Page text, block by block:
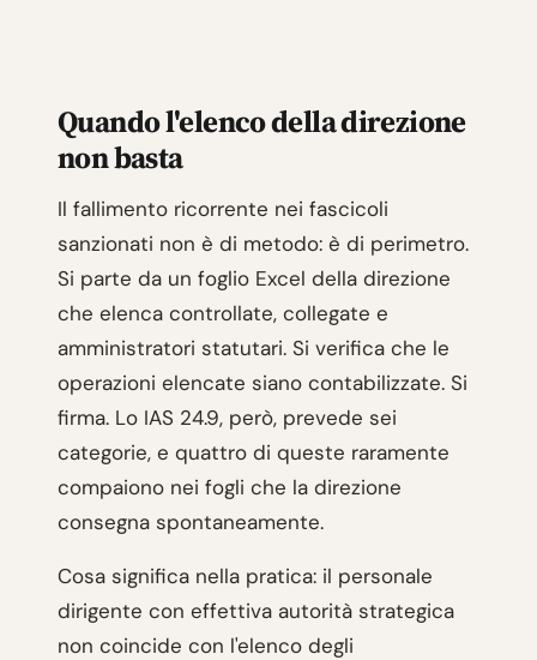
Quando l'elenco della direzione
non basta
Il fallimento ricorrente nei fascicoli
sanzionati non è di metodo: è di perimetro.
Si parte da un foglio Excel della direzione
che elenca controllate, collegate e
amministratori statutari. Si verifica che le
operazioni elencate siano contabilizzate. Si
firma. Lo IAS 24.9, però, prevede sei
categorie, e quattro di queste raramente
compaiono nei fogli che la direzione
consegna spontaneamente.
Cosa significa nella pratica: il personale
dirigente con effettiva autorità strategica
non coincide con l'elenco degli